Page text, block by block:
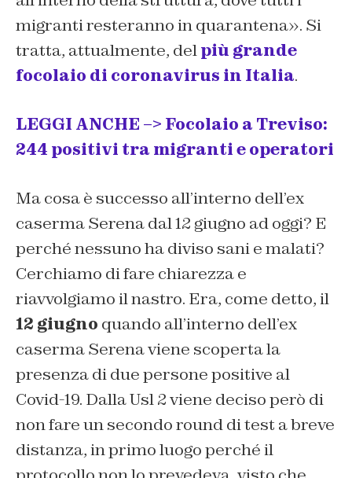
migranti resteranno in quarantena». Si
tratta, attualmente, delpiù grande
focolaio di coronavirus in Italia.
LEGGI ANCHE –> Focolaio a Treviso:
244 positivi tra migranti e operatori
Ma cosa è successo all’interno dell’ex
caserma Serena dal 12 giugno ad oggi? E
perché nessuno ha diviso sani e malati?
Cerchiamo di fare chiarezza e
riavvolgiamo il nastro. Era, come detto, il
12 giugno quando all’interno dell’ex
caserma Serena viene scoperta la
presenza di due persone positive al
Covid-19. Dalla Usl 2 viene deciso però di
non fare un secondo round di test a breve
distanza, in primo luogo perché il